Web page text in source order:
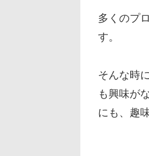
多くのプ
す。
そんな時
も興味が
にも、趣